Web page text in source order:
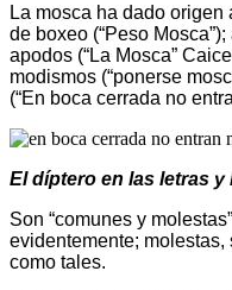
La mosca ha dado origen
de boxeo (“Peso
apodos (“La Mosca”
modismos (“ponerse
(“En boca cerrada no
El díptero en las letras y
Son “comunes y
evidentemente;
como tales.